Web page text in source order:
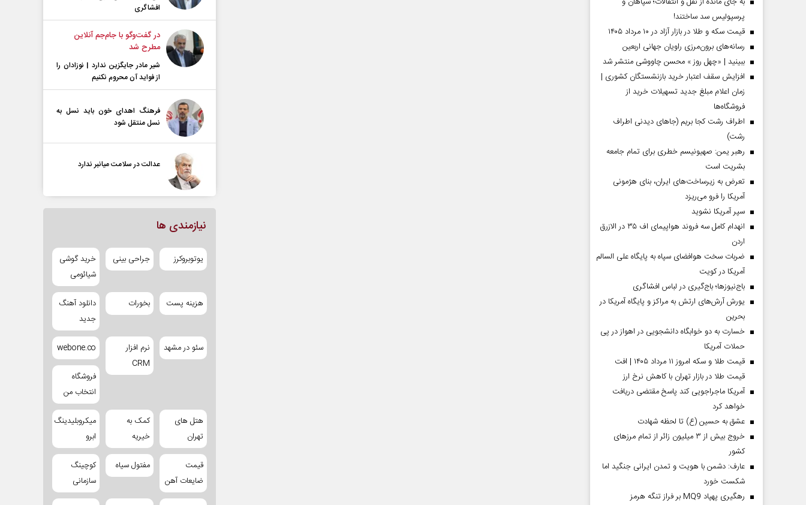
پرسپولیس سد ساختند!
قیمت سکه و طلا در بازار آزاد در ۱۰ مرداد ۱۴۰۵
رسانه‌های برون‌مرزی راویان جهانی اربعین
ببینید | «چهل روز » محسن چاووشی منتشر شد
افزایش سقف اعتبار خرید بازنشستگان کشوری |
زمان اعلام مبلغ جدید تسهیلات خرید از
فروشگاه‌ها
اطراف رشت کجا بریم (جاهای دیدنی اطراف
رشت)
رهبر یمن: صهیونیسم خطری برای تمام جامعه
بشریت است
تعرض به زیرساخت‌های ایران، بنای هژمونی
آمریکا را فرو می‌ریزد
سپر آمریکا نشوید
انهدام کامل سه فروند هواپیمای اف ۳۵ در الازرق
اردن
ضربات سخت هوافضای سپاه به پایگاه علی السالم
آمریکا در کویت
باج‌نیوزها؛ باج‌گیری در لباس افشاگری
یورش آرش‌های ارتش به مراکز و پایگاه‌ آمریکا در
بحرین
خسارت به دو خوابگاه دانشجویی در اهواز در پی
حملات آمریکا
قیمت طلا و سکه امروز ۱۱ مرداد ۱۴۰۵ | افت
قیمت طلا در بازار تهران با کاهش نرخ ارز
آمریکا ماجراجویی کند پاسخ مقتضی دریافت
خواهد کرد
عشق به حسین (ع) تا لحظه شهادت
خروج بیش از ۳ میلیون زائر از تمام مرز‌های
کشور
عارف: دشمن با هویت و تمدن ایرانی جنگید اما
شکست خورد
رهگیری پهپاد MQ9 بر فراز تنگه هرمز
افشاگری
در گفت‌و‌گو با جام‌جم آنلاین
مطرح شد
شیر مادر جایگزین ندارد | نوزادان را
از فواید آن محروم نکنیم
فرهنگ اهدای خون باید نسل به
نسل منتقل شود
عدالت در سلامت میانبر ندارد
نیازمندی ها
یوتوبروکرز جراحی بینی
خرید گوشی
شیائومی
هزینه پست بخورات
دانلود آهنگ
جدید
سئو در مشهد
نرم افزار
CRM
webone.co
فروشگاه
انتخاب من
هتل های
تهران
کمک به
خیریه
میکروبلیدینگ
ابرو
قیمت
ضایعات آهن
مفتول سیاه
کوچینگ
سازمانی